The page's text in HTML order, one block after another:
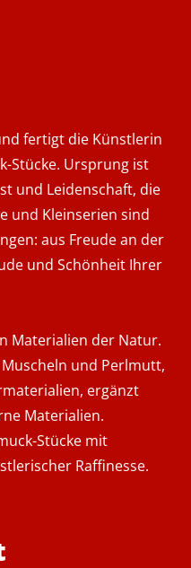
fertigt die Künstlerin
Stücke. Ursprung ist
und Leidenschaft, die
und Kleinserien sind
aus Freude an der
und Schönheit Ihrer
Materialien der Natur.
und Perlmutt,
ergänzt
Materialien.
Stücke mit
Raffinesse.